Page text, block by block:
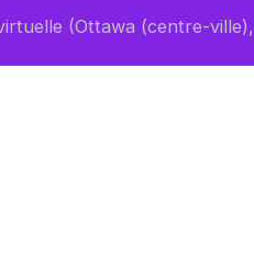
(Ottawa (centre-